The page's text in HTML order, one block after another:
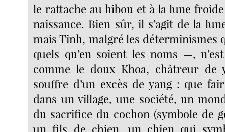
le rattache au hibou et à la lune
naissance. Bien sûr, il s’agit de la
mais Tinh, malgré les
quels qu’en soient les noms —,
comme le doux Khoa, châtreur de
souffre d’un excès de yang : que
dans un village, une société, un
du sacrifice du cochon (symbole de